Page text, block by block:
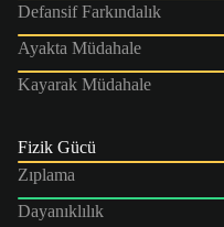
Defansif Farkındalık
Ayakta Müdahale
Kayarak Müdahale
Fizik Gücü
Zıplama
Dayanıklılık